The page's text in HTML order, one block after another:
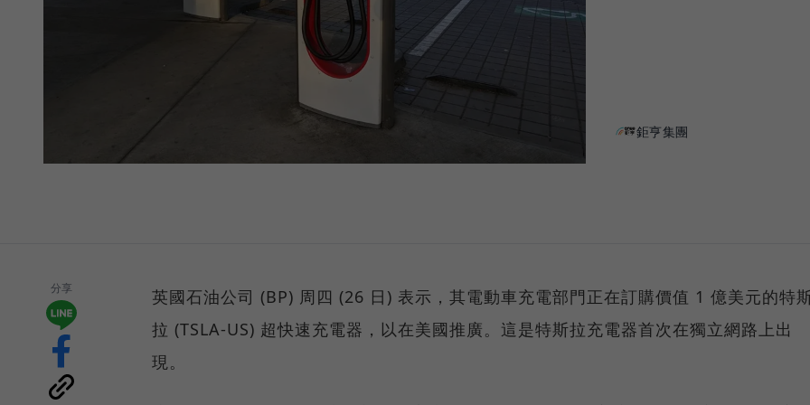
鉅亨集團
分享
英國石油公司 (BP) 周四 (26 日) 表示，其電動車充電部門正在訂購價值 1 億美元的特
拉 (TSLA-US) 超快速充電器，以在美國推廣。這是特斯拉充電器首次在獨立網路上出
現。